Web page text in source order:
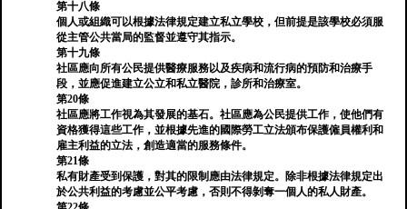
第十八條
個人或組織可以根據法律規定建立私立學校，但前提是該學校必須服
從主管公共當局的監督並遵守其指示。
第十九條
社區應向所有公民提供醫療服務以及疾病和流行病的預防和治療手
段，並應促進建立公立和私立醫院，診所和治療室。
第20條
社區應將工作視為其發展的基石。社區應為公民提供工作，使他們有
資格獲得這些工作，並根據先進的國際勞工立法頒布保護僱員權利和
雇主利益的立法，創造適當的服務條件。
第21條
私有財產受到保護，對其的限制應由法律規定。除非根據法律規定出
於公共利益的考慮並公平考慮，否則不得剝奪一個人的私人財產。